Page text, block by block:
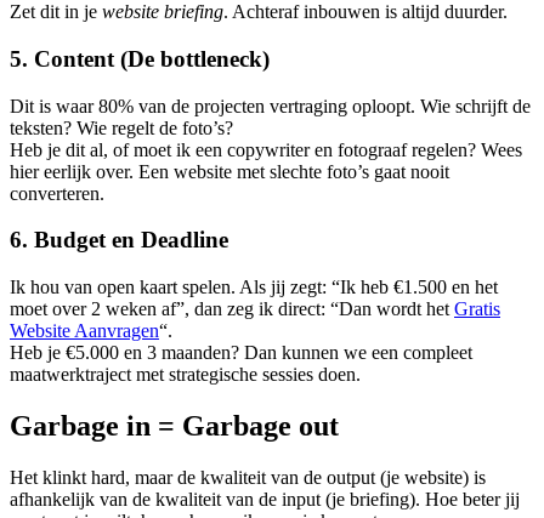
Zet dit in je website briefing. Achteraf inbouwen is altijd duurder.
5. Content (De bottleneck)
Dit is waar 80% van de projecten vertraging oploopt. Wie schrijft de
teksten? Wie regelt de foto’s?
Heb je dit al, of moet ik een copywriter en fotograaf regelen? Wees
hier eerlijk over. Een website met slechte foto’s gaat nooit
converteren.
6. Budget en Deadline
Ik hou van open kaart spelen. Als jij zegt: “Ik heb €1.500 en het
moet over 2 weken af”, dan zeg ik direct: “Dan wordt het Gratis
Website Aanvragen“.
Heb je €5.000 en 3 maanden? Dan kunnen we een compleet
maatwerktraject met strategische sessies doen.
Garbage in = Garbage out
Het klinkt hard, maar de kwaliteit van de output (je website) is
afhankelijk van de kwaliteit van de input (je briefing). Hoe beter jij